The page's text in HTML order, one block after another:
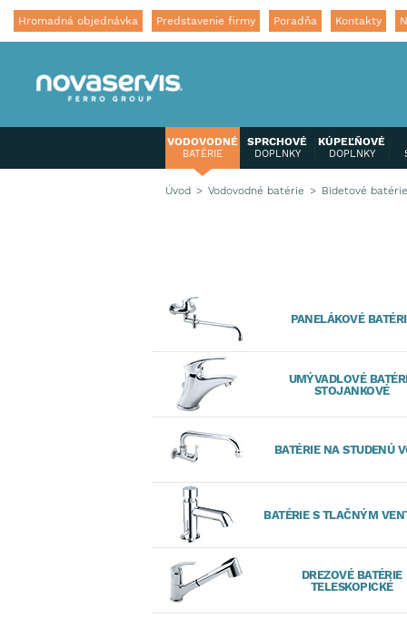
Hromadná objednávka Predstavenie firmy Poradňa Kontakty
VODOVODNÉ
BATÉRIE
SPRCHOVÉ
DOPLNKY
KÚPEĽŇOVÉ
DOPLNKY
Úvod Vodovodné batérie Bidetové batérie
PANELÁKOVÉ
UMÝVADLOVÉ
STOJANKOVÉ
BATÉRIE NA STUDENÚ
BATÉRIE S TLAČNÝM
DREZOVÉ BATÉRIE
TELESKOPICKÉ